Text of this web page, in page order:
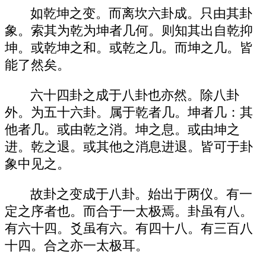
如乾坤之变。而离坎六卦成。只由其卦
象。索其为乾为坤者几何。则知其出自乾抑
坤。或乾坤之和。或乾之几。而坤之几。皆
能了然矣。
六十四卦之成于八卦也亦然。除八卦
外。为五十六卦。属于乾者几。坤者几：其
他者几。或由乾之消。坤之息。或由坤之
进。乾之退。或其他之消息进退。皆可于卦
象中见之。
故卦之变成于八卦。始出于两仪。有一
定之序者也。而合于一太极焉。卦虽有八。
有六十四。爻虽有六。有四十八。有三百八
十四。合之亦一太极耳。